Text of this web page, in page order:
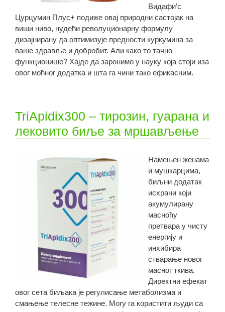
Видафи’с
Цурцумин Плус+ подиже овај природни састојак на
виши ниво, нудећи револуционарну формулу
дизајнирану да оптимизује предности куркумина за
ваше здравље и добробит. Али како то тачно
функционише? Хајде да заронимо у науку која стоји иза
овог моћног додатка и шта га чини тако ефикасним.
TriApidix300 – тирозин, гуарана и
лековито биље за мршављење
Намењен женама
и мушкарцима,
биљни додатак
исхрани који
акумулирану
масноћу
претвара у чисту
енергију и
инхибира
стварање новог
масног ткива.
Директни ефекат
овог сета биљака је регулисање метаболизма и
смањење телесне тежине. Могу га користити људи са